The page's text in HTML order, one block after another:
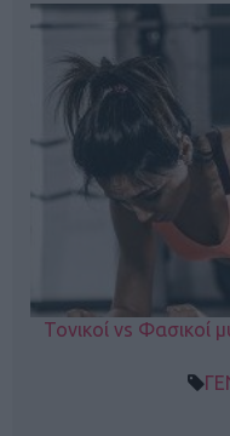
Τονικοί vs Φασικοί